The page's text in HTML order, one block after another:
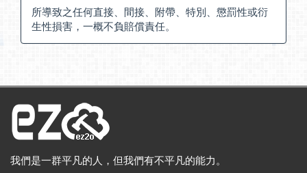
所導致之任何直接、間接、附帶、特別、懲罰性或衍
生性損害，一概不負賠償責任。
我們是一群平凡的人，但我們有不平凡的能力。